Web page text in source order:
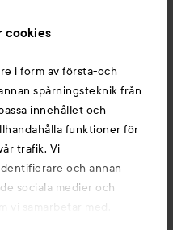
cookies
i form av första-och
spårningsteknik från
innehållet och
funktioner för
trafik. Vi
och annan
sociala medier och
vi samarbetar med.